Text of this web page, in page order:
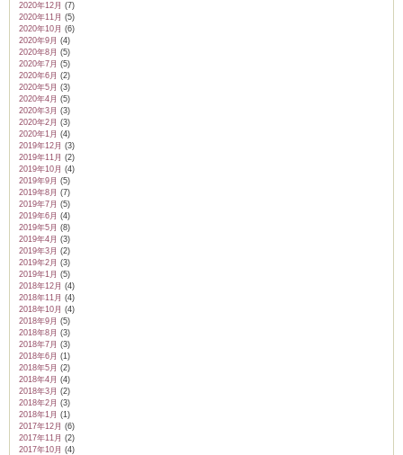
2020年12月 (7)
2020年11月 (5)
2020年10月 (6)
2020年9月 (4)
2020年8月 (5)
2020年7月 (5)
2020年6月 (2)
2020年5月 (3)
2020年4月 (5)
2020年3月 (3)
2020年2月 (3)
2020年1月 (4)
2019年12月 (3)
2019年11月 (2)
2019年10月 (4)
2019年9月 (5)
2019年8月 (7)
2019年7月 (5)
2019年6月 (4)
2019年5月 (8)
2019年4月 (3)
2019年3月 (2)
2019年2月 (3)
2019年1月 (5)
2018年12月 (4)
2018年11月 (4)
2018年10月 (4)
2018年9月 (5)
2018年8月 (3)
2018年7月 (3)
2018年6月 (1)
2018年5月 (2)
2018年4月 (4)
2018年3月 (2)
2018年2月 (3)
2018年1月 (1)
2017年12月 (6)
2017年11月 (2)
2017年10月 (4)